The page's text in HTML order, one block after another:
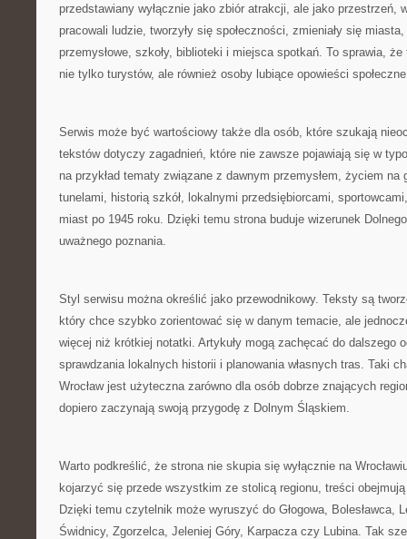
przedstawiany wyłącznie jako zbiór atrakcji, ale jako przestrzeń,
pracowali ludzie, tworzyły się społeczności, zmieniały się miasta,
przemysłowe, szkoły, biblioteki i miejsca spotkań. To sprawia,
nie tylko turystów, ale również osoby lubiące opowieści
Serwis może być wartościowy także dla osób, które szukają
tekstów dotyczy zagadnień, które nie zawsze pojawiają się w
na przykład tematy związane z dawnym przemysłem, życiem na
tunelami, historią szkół, lokalnymi przedsiębiorcami,
miast po 1945 roku. Dzięki temu strona buduje wizerunek
uważnego poznania.
Styl serwisu można określić jako przewodnikowy. Teksty są
który chce szybko zorientować się w danym temacie, ale
więcej niż krótkiej notatki. Artykuły mogą zachęcać do dalszego
sprawdzania lokalnych historii i planowania własnych tras. Taki
Wrocław jest użyteczna zarówno dla osób dobrze znających
dopiero zaczynają swoją przygodę z Dolnym Śląskiem.
Warto podkreślić, że strona nie skupia się wyłącznie na
kojarzyć się przede wszystkim ze stolicą regionu, treści
Dzięki temu czytelnik może wyruszyć do Głogowa, Bolesławca,
Świdnicy, Zgorzelca, Jeleniej Góry, Karpacza czy Lubina. Tak